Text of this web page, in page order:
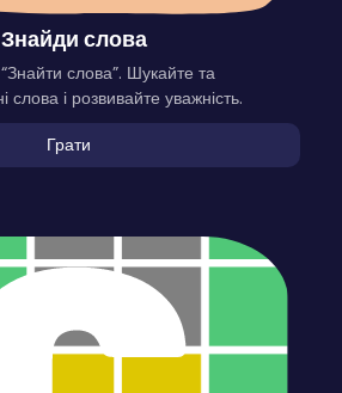
Знайди слова
слова”. Шукайте та
слова і розвивайте уважність.
Грати